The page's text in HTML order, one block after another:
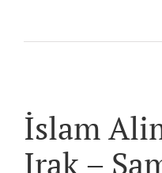
İslam
Irak –